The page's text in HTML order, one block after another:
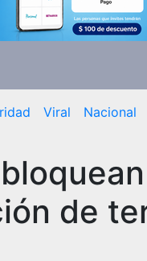
Viral Nacional
de